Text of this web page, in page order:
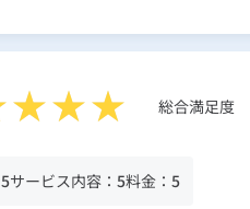
総合満足度
5サービス内容： 5料金： 5